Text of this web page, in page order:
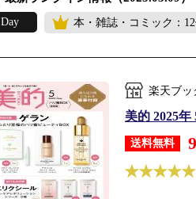
Day 本・雑誌・コミック：
楽天ブッ
美的 2025
送料無料